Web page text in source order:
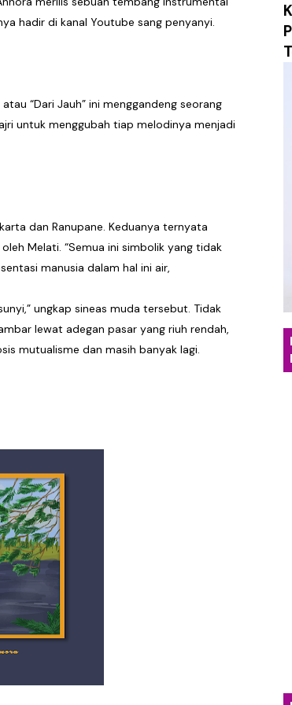
Lewat "Yang Namanya", Menertawakan
Roll, Ruzan & Vita Tutup Satu Babak
"What If? / Angst", Menyulam Duka,
Lewat "Beruntung", Single Pop Manis yang
Di Esok Lusa", Membawa Nuansa Alternatif
Lewat Single Debut "Obsession",
AI untuk "Sarkasme", Refleksi
dengan Diri Lewat Single Baru "LALU"
Single Baru "Melangkahlah Perlahan"
Kembali Lewat Album “Fall Into Decay”
Sosial Lewat Single Baru “Everything You
Cinta Lewat Single Baru “Girl With
Single Baru "Terurai Lenyap"
hadir di kanal Youtube sang penyanyi.
“Dari Jauh” ini menggandeng seorang
untuk menggubah tiap melodinya menjadi
dan Ranupane. Keduanya ternyata
Melati. “Semua ini simbolik yang tidak
manusia dalam hal ini air,
ungkap sineas muda tersebut. Tidak
lewat adegan pasar yang riuh rendah,
mutualisme dan masih banyak lagi.